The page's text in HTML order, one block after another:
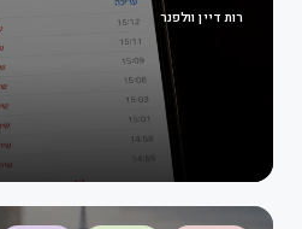
רות דיין וולפנר